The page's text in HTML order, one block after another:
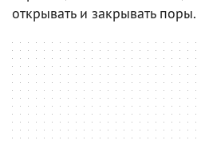
открывать и закрывать поры.